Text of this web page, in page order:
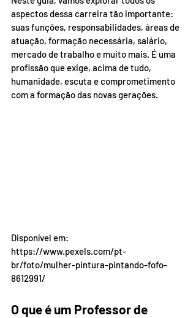
aspectos dessa carreira tão importante:
suas funções, responsabilidades, áreas de
atuação, formação necessária, salário,
mercado de trabalho e muito mais. É uma
profissão que exige, acima de tudo,
humanidade, escuta e comprometimento
com a formação das novas gerações.
Disponível em:
https://www.pexels.com/pt-
br/foto/mulher-pintura-pintando-fofo-
8612991/
O que é um Professor de